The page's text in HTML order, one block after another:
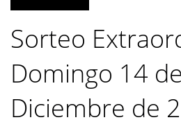
Sorteo
Domingo 14 de
Diciembre de